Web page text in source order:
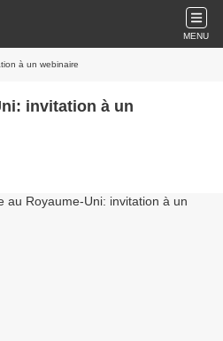
MENU
à un webinaire
invitation à un